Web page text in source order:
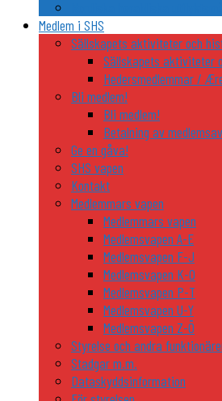
Medlem i SHS
Sällskapets aktiviteter och
Sällskapets aktiviteter
Hedersmedlemmar /
Bli medlem!
Bli medlem!
Betalning av
Ge en gåva!
SHS vapen
Kontakt
Medlemmars vapen
Medlemmars vapen
Medlemsvapen A-E
Medlemsvapen F-J
Medlemsvapen K-O
Medlemsvapen P-T
Medlemsvapen U-Y
Medlemsvapen Z-Ö
Styrelse och andra
Stadgar m.m.
Dataskyddsinformation